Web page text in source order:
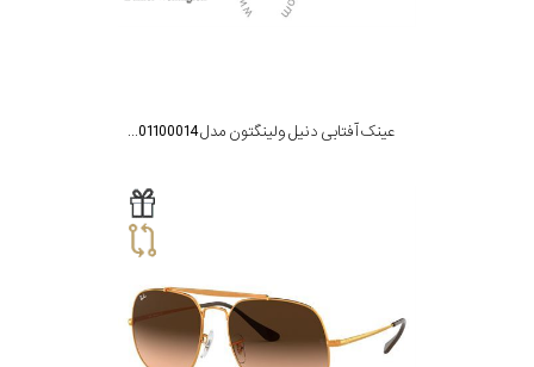
عینک آفتابی دنیل ولینگتون مدل DW01100014